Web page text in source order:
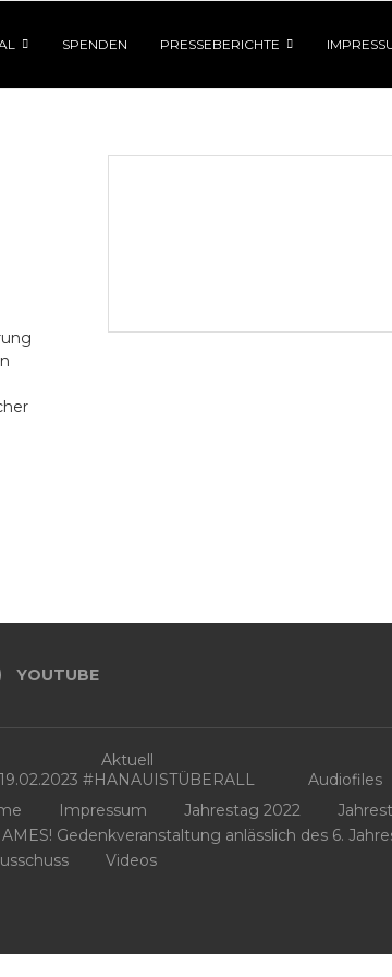
SPENDEN PRESSEBERICHTE
YOUTUBE
Aktuell
19.02.2023 #HANAUISTÜBERALL
Audiofiles
Impressum Jahrestag 2022
Gedenkveranstaltung anlässlich des 6.
Videos